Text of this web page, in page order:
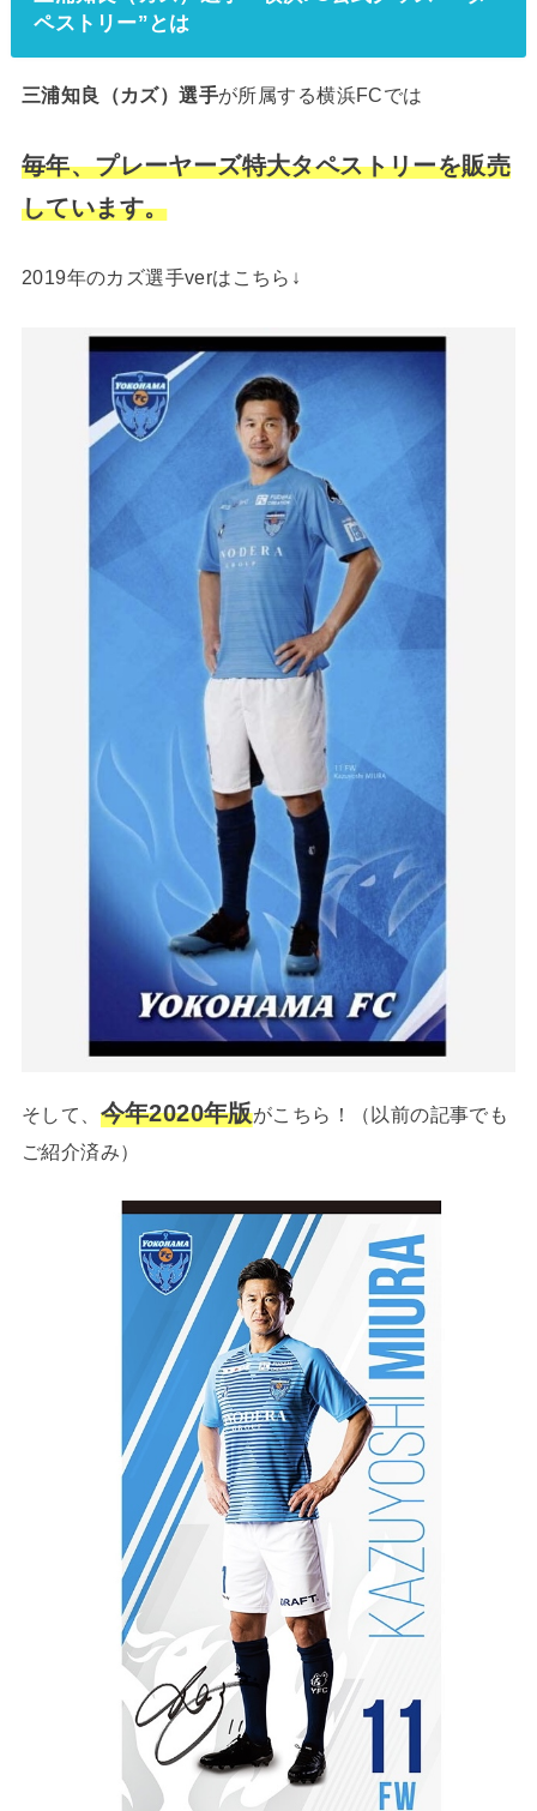
ペストリー” とは
三浦知良（カズ）選手が所属する横浜FCでは
毎年、プレーヤーズ特大タペストリーを販売
しています。
2019年のカズ選手verはこちら↓
そして、 今年2020年版がこちら！（以前の記事でも
ご紹介済み）